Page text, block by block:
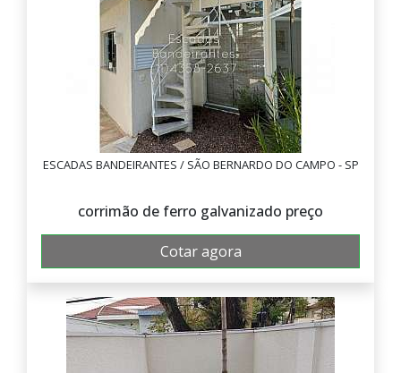
ESCADAS BANDEIRANTES / SÃO BERNARDO DO CAMPO - SP
corrimão de ferro galvanizado preço
Cotar agora